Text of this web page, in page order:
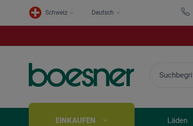
Schweiz Deutsch
EINKAUFEN Läden